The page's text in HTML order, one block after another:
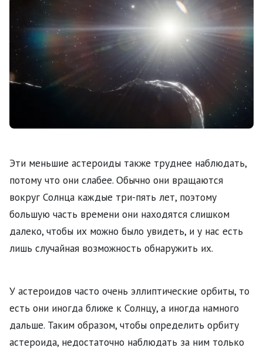
Эти меньшие астероиды также труднее наблюдать,
потому что они слабее. Обычно они вращаются
вокруг Солнца каждые три-пять лет, поэтому
большую часть времени они находятся слишком
далеко, чтобы их можно было увидеть, и у нас есть
лишь случайная возможность обнаружить их.
У астероидов часто очень эллиптические орбиты, то
есть они иногда ближе к Солнцу, а иногда намного
дальше. Таким образом, чтобы определить орбиту
астероида, недостаточно наблюдать за ним только